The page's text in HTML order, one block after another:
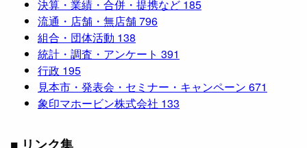
決算・業績・合併・提携など 185
流通・店舗・無店舗796
組合・団体活動 138
統計・調査・アンケート 391
行政 195
見本市・発表会・セミナー・キャンペーン 671
象印マホービン株式会社 133